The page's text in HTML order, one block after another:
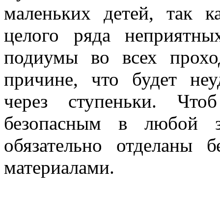
маленьких детей, так
целого ряда
подиумы во всех
причине, что будет
через ступеньки.
безопасным в любой
обязательно отделаны
материалами.